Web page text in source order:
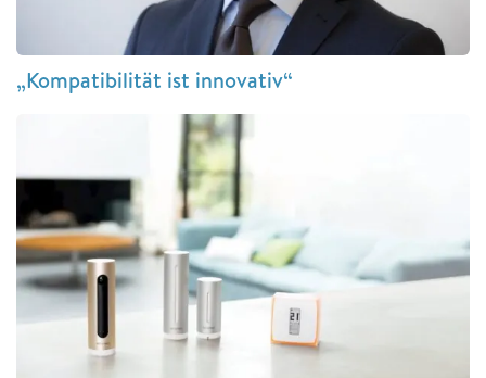
„Kompatibilität ist innovativ“